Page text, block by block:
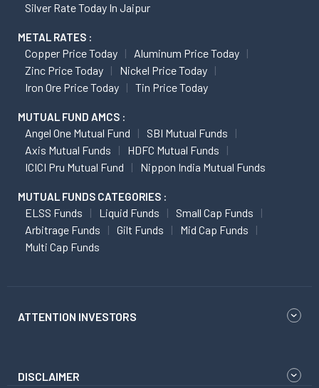
Silver Rate Today In Jaipur
METAL RATES :
Copper Price Today
Aluminum Price Today
Zinc Price Today
Nickel Price Today
Iron Ore Price Today
Tin Price Today
MUTUAL FUND AMCS :
Angel One Mutual Fund
SBI Mutual Funds
Axis Mutual Funds
HDFC Mutual Funds
ICICI Pru Mutual Fund
Nippon India Mutual Funds
MUTUAL FUNDS CATEGORIES :
ELSS Funds Liquid Funds
Small Cap Funds
Arbitrage Funds
Gilt Funds
Mid Cap Funds
Multi Cap Funds
ATTENTION INVESTORS
DISCLAIMER